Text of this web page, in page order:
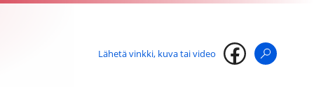
Lähetä vinkki, kuva tai video